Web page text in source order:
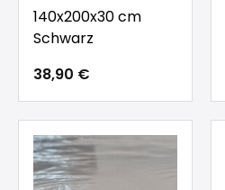
140x200x30 cm
Schwarz
38,90 €